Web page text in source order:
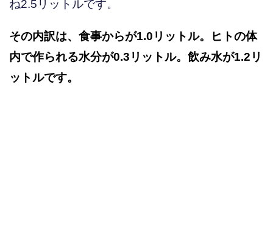
ね2.5リットルです。
その内訳は、食事からが1.0リットル。ヒトの体
内で作られる水分が0.3リットル。飲み水が1.2リ
ットルです。